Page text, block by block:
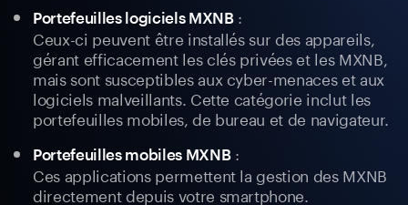
Portefeuilles logiciels MXNB:
Ceux-ci peuvent être installés sur des appareils,
gérant efficacement les clés privées et les MXNB,
mais sont susceptibles aux cyber-menaces et aux
logiciels malveillants. Cette catégorie inclut les
portefeuilles mobiles, de bureau et de navigateur.
Portefeuilles mobiles MXNB:
Ces applications permettent la gestion des MXNB
directement depuis votre smartphone.